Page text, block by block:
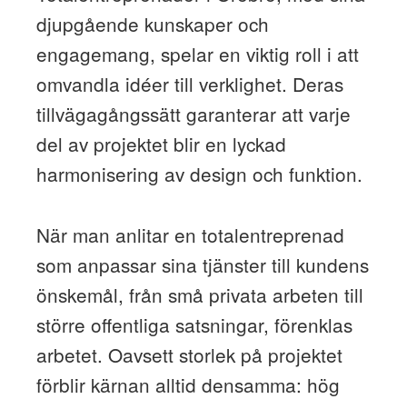
djupgående kunskaper och
engagemang, spelar en viktig roll i att
omvandla idéer till verklighet. Deras
tillvägagångssätt garanterar att varje
del av projektet blir en lyckad
harmonisering av design och funktion.
När man anlitar en totalentreprenad
som anpassar sina tjänster till kundens
önskemål, från små privata arbeten till
större offentliga satsningar, förenklas
arbetet. Oavsett storlek på projektet
förblir kärnan alltid densamma: hög